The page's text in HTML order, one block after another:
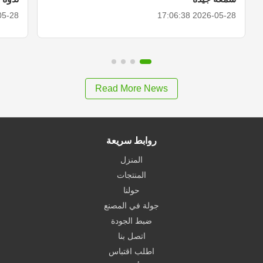
2026-05-28 17:06:38
Read More News
روابط سريعة
المنزل
المنتجات
حولنا
جولة في المصنع
ضبط الجودة
اتصل بنا
اطلب اقتباس